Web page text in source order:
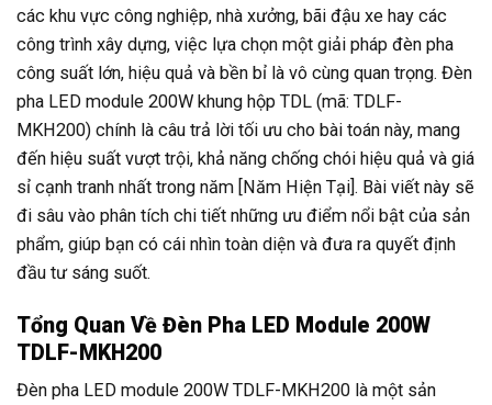
các khu vực công nghiệp, nhà xưởng, bãi đậu xe hay các
công trình xây dựng, việc lựa chọn một giải pháp đèn pha
công suất lớn, hiệu quả và bền bỉ là vô cùng quan trọng. Đèn
pha LED module 200W khung hộp TDL (mã: TDLF-
MKH200) chính là câu trả lời tối ưu cho bài toán này, mang
đến hiệu suất vượt trội, khả năng chống chói hiệu quả và giá
sỉ cạnh tranh nhất trong năm [Năm Hiện Tại]. Bài viết này sẽ
đi sâu vào phân tích chi tiết những ưu điểm nổi bật của sản
phẩm, giúp bạn có cái nhìn toàn diện và đưa ra quyết định
đầu tư sáng suốt.
Tổng Quan Về Đèn Pha LED Module 200W
TDLF-MKH200
Đèn pha LED module 200W TDLF-MKH200 là một sản